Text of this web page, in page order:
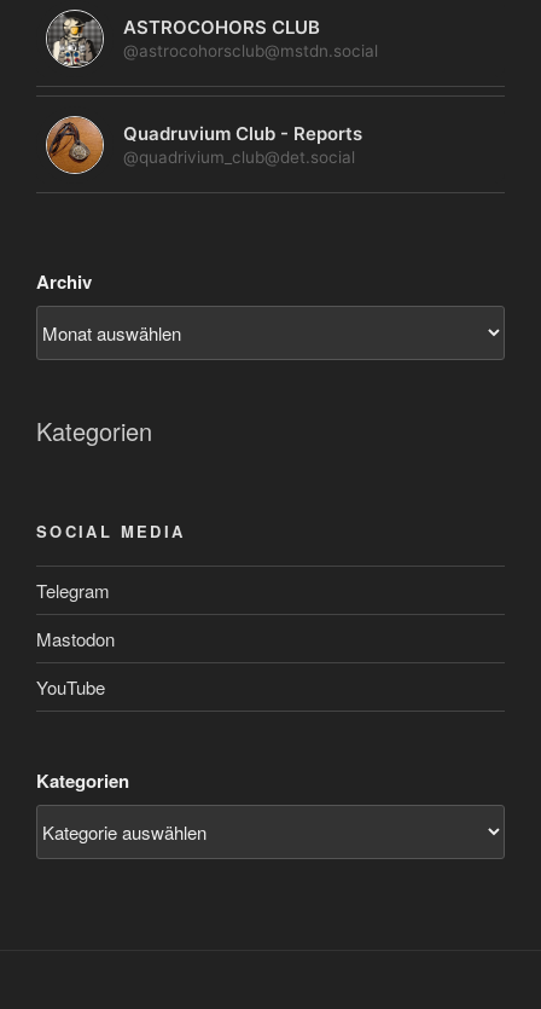
ASTROCOHORS CLUB
@astrocohorsclub@mstdn.social
Quadruvium Club - Reports
@quadrivium_club@det.social
Archiv
Kategorien
SOCIAL MEDIA
Telegram
Mastodon
YouTube
Kategorien